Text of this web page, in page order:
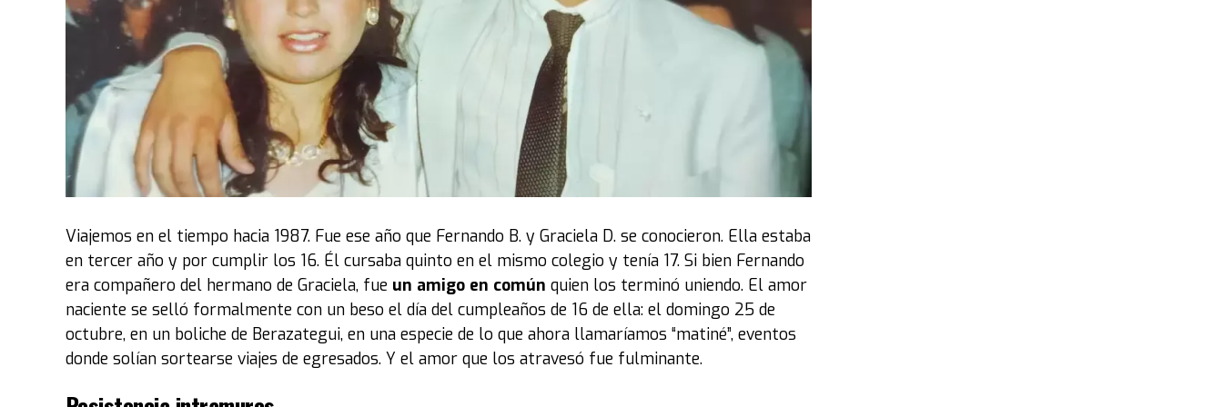
“Traer estos objetos y vehículos fue toda una experiencia”, cuenta la curadora. "
Esta fue una primera
vez que tuvimos que traer vehículos y toda una colección pasando la cordillera
. Se necesitaron
unos 11 camiones especializados para estos 15 autos. Fue un trabajo bien inusual para el museo:
tuvimos que esperarlos, bajarlos, recibirlos y subirlos a las plataformas para luego ubicarlos en el
pabellón".
Luego, explicó el criterio con el que se montó el evento al que pueden concurrir los fanáticos hasta el
2 de octubre en Costa Salguero. “La idea de la exposición, como decía el título, fue '
Íconos sobre
Ruedas’. Por lo tanto, se eligieron vehículos emblemáticos. Obviamente, para la Argentina,este de
personaje, comoMarilyn Monroe".
Entre los coches exhibidos también estuvo el legendarioDeLoreanque se utilizó en la célebre
película Volver al Futuro. El modelo fue abierto para el público, mostrando los detalles de un
tablero que permanece impoluto y colorido.
Viajemos en el tiempo hacia 1987. Fue ese año que Fernando B. y Graciela D. se conocieron. Ella estaba
en tercer año y por cumplir los 16. Él cursaba quinto en el mismo colegio y tenía 17. Si bien Fernando
era compañero del hermano de Graciela, fue un amigo en común quien los terminó uniendo. El amor
naciente se selló formalmente con un beso el día del cumpleaños de 16 de ella: el domingo 25 de
octubre, en un boliche de Berazategui, en una especie de lo que ahora llamaríamos “matiné”, eventos
donde solían sortearse viajes de egresados. Y el amor que los atravesó fue fulminante.